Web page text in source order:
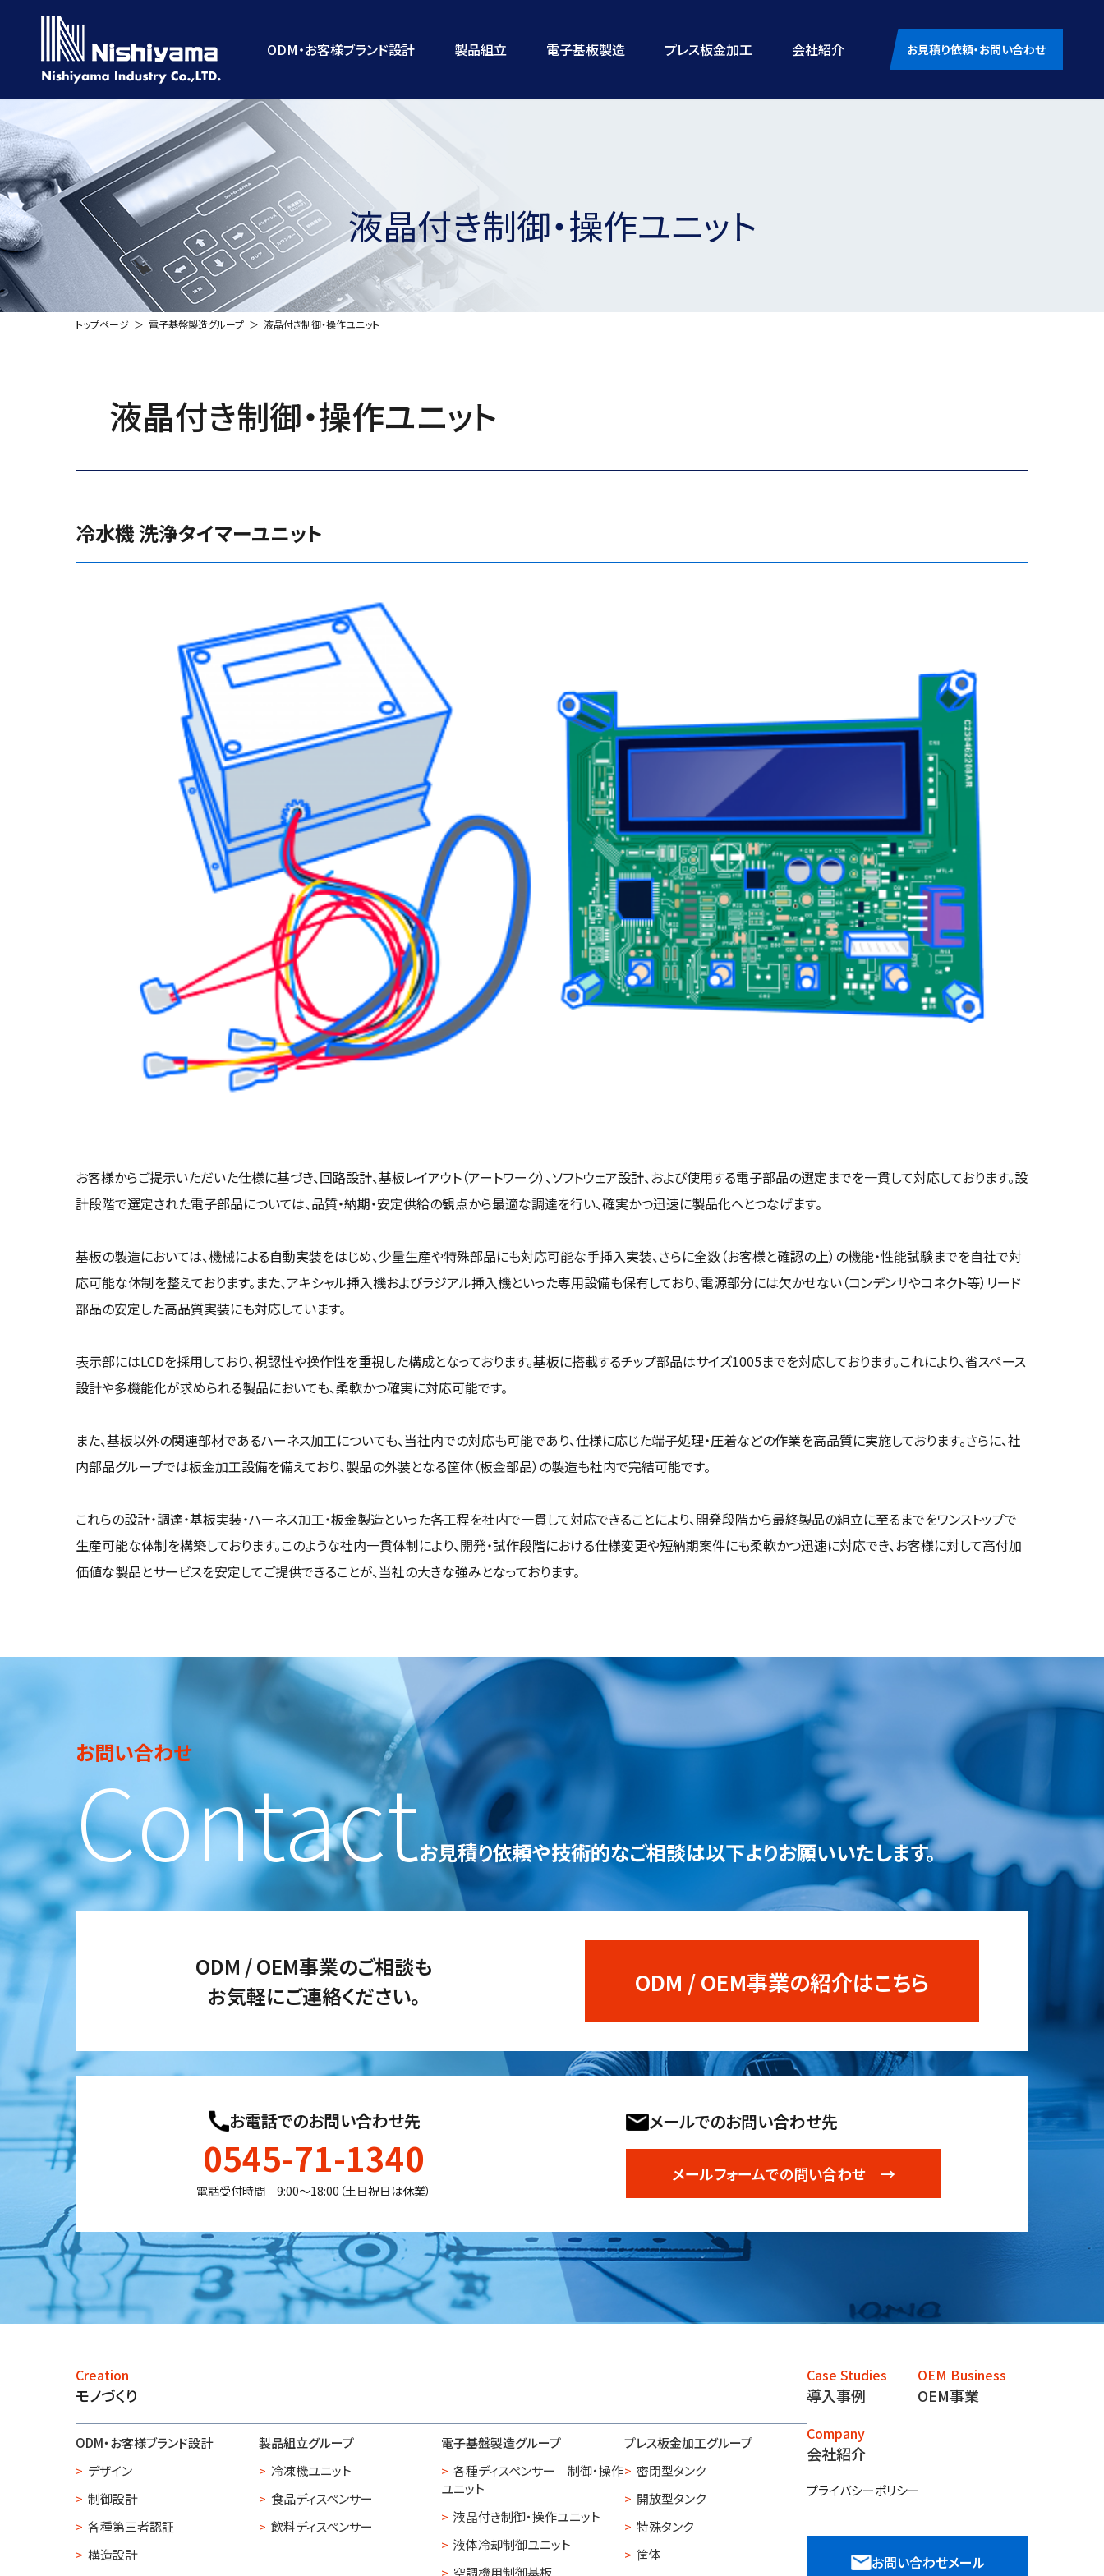
ス
キ
ッ
プ
ン
に
移
動
ODM・お客様ブランド設計 製品組立 電子基板製造 プレス板金加工 会社紹介 お見積り依頼・お問い合わせ
液晶付き制御・操作ユニット
トップページ 電子基盤製造グループ 液晶付き制御・操作ユニット
液晶付き制御・操作ユニット
冷水機 洗浄タイマーユニット
お客様からご提示いただいた仕様に基づき、回路設計、基板レイアウト（アートワーク）、ソフトウェア設計、および使用する電子部品の選定までを一貫して対応しております。設
計段階で選定された電子部品については、品質・納期・安定供給の観点から最適な調達を行い、確実かつ迅速に製品化へとつなげます。
基板の製造においては、機械による自動実装をはじめ、少量生産や特殊部品にも対応可能な手挿入実装、さらに全数（お客様と確認の上）の機能・性能試験までを自社で対
応可能な体制を整えております。また、アキシャル挿入機およびラジアル挿入機といった専用設備も保有しており、電源部分には欠かせない（コンデンサやコネクト等）リード
部品の安定した高品質実装にも対応しています。
表示部にはLCDを採用しており、視認性や操作性を重視した構成となっております。基板に搭載するチップ部品はサイズ1005までを対応しております。これにより、省スペース
設計や多機能化が求められる製品においても、柔軟かつ確実に対応可能です。
また、基板以外の関連部材であるハーネス加工についても、当社内での対応も可能であり、仕様に応じた端子処理・圧着などの作業を高品質に実施しております。さらに、社
内部品グループでは板金加工設備を備えており、製品の外装となる筐体（板金部品）の製造も社内で完結可能です。
これらの設計・調達・基板実装・ハーネス加工・板金製造といった各工程を社内で一貫して対応できることにより、開発段階から最終製品の組立に至るまでをワンストップで
生産可能な体制を構築しております。このような社内一貫体制により、開発・試作段階における仕様変更や短納期案件にも柔軟かつ迅速に対応でき、お客様に対して高付加
価値な製品とサービスを安定してご提供できることが、当社の大きな強みとなっております。
お問い合わせ
Contactお見積り依頼や技術的なご相談は以下よりお願いいたします。
ODM / OEM事業のご相談も
お気軽にご連絡ください。
ODM / OEM事業の紹介はこちら
お電話でのお問い合わせ先
0545-71-1340
電話受付時間 9:00〜18:00（土日祝日は休業）
メールでのお問い合わせ先
メールフォームでの問い合わせ →
Creation
モノづくり
ODM・お客様ブランド設計
デザイン
制御設計
各種第三者認証
構造設計
製品組立グループ
冷凍機ユニット
食品ディスペンサー
飲料ディスペンサー
電子基盤製造グループ
各種ディスペンサー 制御・操作
ユニット
液晶付き制御・操作ユニット
液体冷却制御ユニット
空調機用制御基板
プレス板金加工グループ
密閉型タンク
開放型タンク
特殊タンク
筐体
Case Studies
導入事例
OEM Business
OEM事業
Company
会社紹介
プライバシーポリシー
お問い合わせメール